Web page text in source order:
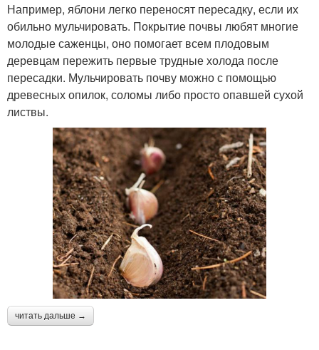
Например, яблони легко переносят пересадку, если их
обильно мульчировать. Покрытие почвы любят многие
молодые саженцы, оно помогает всем плодовым
деревцам пережить первые трудные холода после
пересадки. Мульчировать почву можно с помощью
древесных опилок, соломы либо просто опавшей сухой
листвы.
читать дальше →